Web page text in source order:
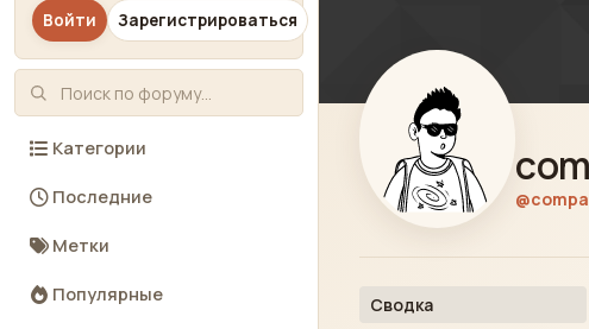
Войти Зарегистрироваться
Категории
Последние
Метки
Популярные
Сводка